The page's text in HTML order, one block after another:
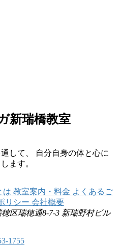
新瑞橋教室
して、 自分自身の体と心に
ます。
は 教室案内・料金 よくあるご
リシー 会社概要
区瑞穂通8-7-3 新瑞野村ビル
1755